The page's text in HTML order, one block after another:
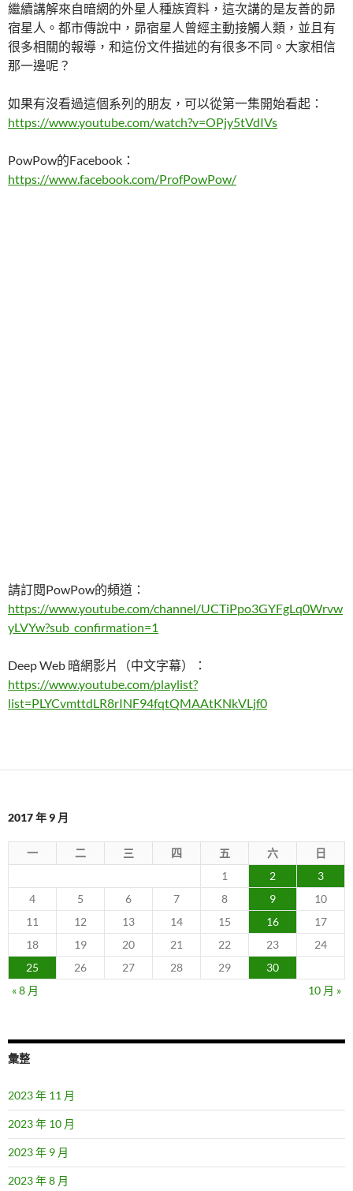
繼續講解來自暗網的外星人種族資料，這次講的是友善的昴
宿星人。都市傳說中，昴宿星人曾經主動接觸人類，並且有
很多相關的報導，和這份文件描述的有很多不同。大家相信
那一邊呢？
如果有沒看過這個系列的朋友，可以從第一集開始看起：
https://www.youtube.com/watch?v=OPjy5tVdIVs
PowPow的Facebook：
https://www.facebook.com/ProfPowPow/
請訂閱PowPow的頻道：
https://www.youtube.com/channel/UCTiPpo3GYFgLq0Wrvw
yLVYw?sub_confirmation=1
Deep Web 暗網影片（中文字幕）：
https://www.youtube.com/playlist?
list=PLYCvmttdLR8rINF94fqtQMAAtKNkVLjf0
2017 年 9 月
一 二 三 四 五 六
日
1
2
3
4
5 6 7 8 9
10
11
12 13 14 15 16
17
18
19 20 21 22 23
24
25
26 27 28 29
30
« 8 月
10 月 »
彙整
2023 年 11 月
2023 年 10 月
2023 年 9 月
2023 年 8 月